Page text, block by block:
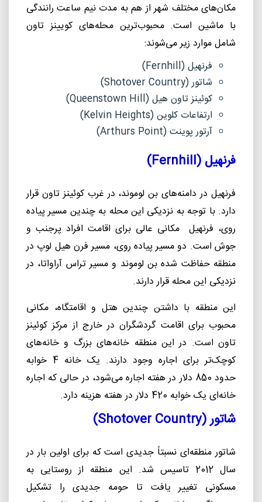
مکان‌های مختلف شهر از هم به مدت نیم ساعت رانندگی
با ماشین است. محبوب‌ترین محله‌های کویینز تاون
شامل موارد زیر می‌شوند:
فرنهیل (Fernhill
)
شاتور (Shotover Country
)
کوئینز تاون هیل (Queenstown Hill
)
ارتفاعات کلوین (Kelvin Heights
)
آرتور پوینت (Arthurs Point
)
فرنهیل (Fernhill
)
فرنهیل در دامنه‌های بن لوموند، در غرب کوئینز تاون قرار
دارد. با توجه به نزدیکی این محله به چندین مسیر پیاده
روی، فرنهیل مکانی عالی برای اقامت افراد پرجنب و
جوش است. دو مسیر پیاده‌ روی، مسیر فرن‌ هیل لوپ در
منطقه حفاظت ‌شده بن لوموند و مسیر تراس آراواتا، در
نزدیکی این محله قرار دارند.
این منطقه با داشتن چندین هتل و اقامتگاه، مکانی
محبوب برای اقامت گردشگران در خارج از مرکز کوئینز
تاون است. در این منطقه خانه‌های بزرگ و خانه‌های
کوچک‌تر برای اجاره وجود دارند. یک خانه 4 خوابه
حدود 850 دلار در هفته اجاره می‌شود، در حالی که اجاره
خانه‌ای یک خوابه 420 دلار در هفته هزینه دارد
.
شاتور (Shotover Country
)
شاتور منطقه‌ای نسبتاً جدیدی است که برای اولین بار در
سال 2012 تاسیس شد. این منطقه از روستایی به
مسکونی تغییر یافت تا حومه جدیدی را تشکیل